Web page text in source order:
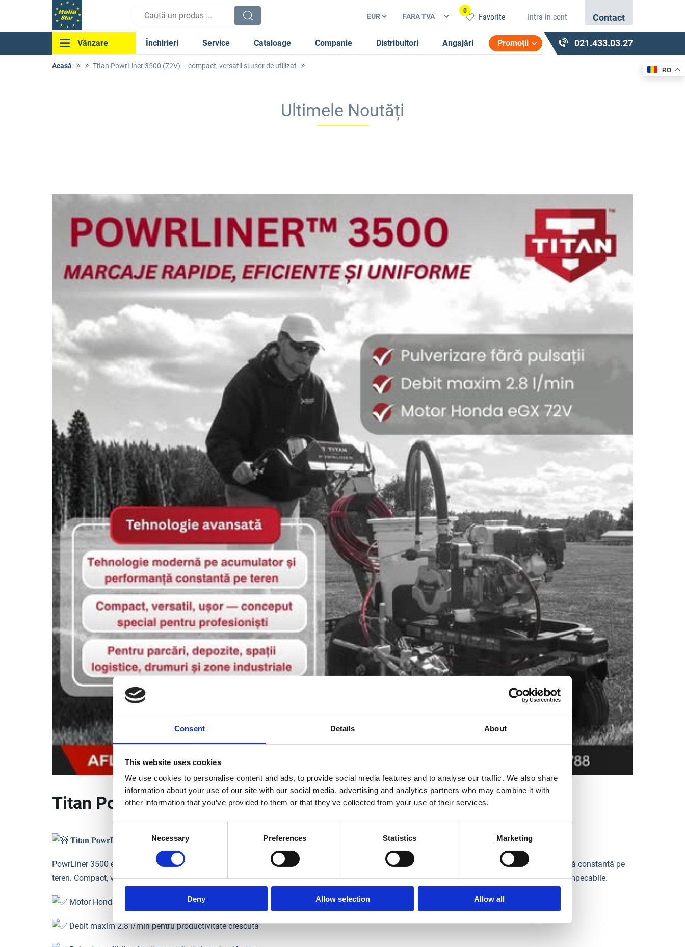
Consent Details About
This website uses cookies
We use cookies to personalise content and ads, to provide social media features and to analyse our traffic. We also share
information about your use of our site with our social media, advertising and analytics partners who may combine it with
other information that you’ve provided to them or that they’ve collected from your use of their services.
Selection
Necessary Preferences Statistics Marketing
Deny Allow selection Allow all
Favorite
0
Intra in cont Contact
Vânzare Închirieri Service Cataloage Companie Distribuitori Angajări Promoții 021.433.03.27
Acasă Titan PowrLiner 3500 (72V) – compact, versatil si usor de utilizat
Ultimele Noutăți
Titan PowrLiner 3500 (72V) – compact, versatil si usor de utilizat
𝐓𝐢𝐭𝐚𝐧 𝐏𝐨𝐰𝐫𝐋𝐢𝐧𝐞𝐫 𝟑𝟓𝟎𝟎 (𝟕𝟐𝐕) – 𝐩𝐞𝐫𝐟𝐨𝐫𝐦𝐚𝐧𝐭̦𝐚̆ 𝐩𝐫𝐨𝐟𝐞𝐬𝐢𝐨𝐧𝐚𝐥𝐚̆ 𝐩𝐞𝐧𝐭𝐫𝐮 𝐦𝐚𝐫𝐜𝐚𝐣𝐞 𝐩𝐫𝐞𝐜𝐢𝐬𝐞
PowrLiner 3500 este soluția ideală pentru lucrări de marcaj rapide, eficiente și uniforme, oferind tehnologie modernă pe acumulator și performanță constantă pe
teren. Compact, versatil și ușor de utilizat, echipamentul este conceput pentru profesioniștii care au nevoie de productivitate ridicată și rezultate impecabile.
Motor Honda eGX 72V – autonomie și eficiență excelentă
Debit maxim 2.8 l/min pentru productivitate crescută
RO